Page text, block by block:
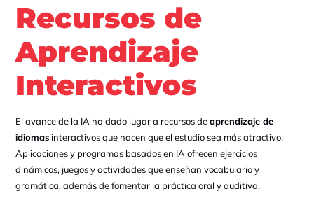
Recursos de
Aprendizaje
Interactivos
El avance de la IA ha dado lugar a recursos deaprendizaje de
idiomasinteractivos que hacen que el estudio sea más atractivo.
Aplicaciones y programas basados en IA ofrecen ejercicios
dinámicos, juegos y actividades que enseñan vocabulario y
gramática, además de fomentar la práctica oral y auditiva.